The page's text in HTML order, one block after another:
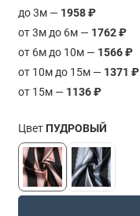
до 3м — 1958 ₽
от 3м до 6м — 1762 ₽
от 6м до 10м — 1566 ₽
от 10м до 15м — 1371 ₽
от 15м — 1136 ₽
Цвет ПУДРОВЫЙ